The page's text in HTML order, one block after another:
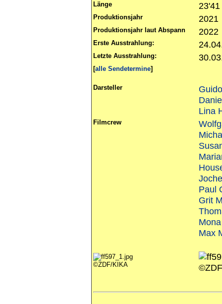
Länge 23'41
Produktionsjahr 2021
Produktionsjahr laut Abspann 2022
Erste Ausstrahlung:
Letzte Ausstrahlung:
[alle Sendetermine]
Darsteller
Lina
Filmcrew
Paul
Grit
Max
©ZDF/KIKA